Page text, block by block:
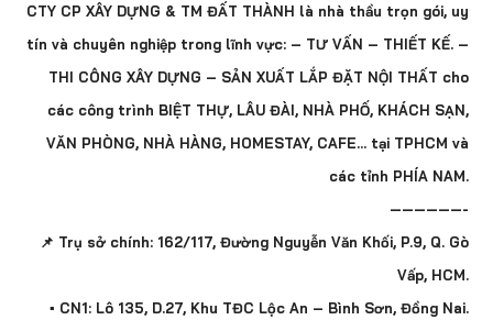
CTY CP XÂY DỰNG & TM ĐẤT THÀNH là nhà thầu trọn gói, uy
tín và chuyên nghiệp trong lĩnh vực: – TƯ VẤN – THIẾT KẾ. –
THI CÔNG XÂY DỰNG – SẢN XUẤT LẮP ĐẶT NỘI THẤT cho
các công trình BIỆT THỰ, LÂU ĐÀI, NHÀ PHỐ, KHÁCH SẠN,
VĂN PHÒNG, NHÀ HÀNG, HOMESTAY, CAFE… tại TPHCM và
các tỉnh PHÍA NAM.
——————-
📌 Trụ sở chính: 162/117, Đường Nguyễn Văn Khối, P.9, Q. Gò
Vấp, HCM.
▪️ CN1: Lô 135, D.27, Khu TĐC Lộc An – Bình Sơn, Đồng Nai.